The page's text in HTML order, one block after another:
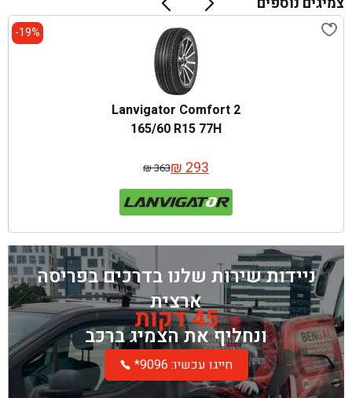
19%-
Lanvigator Comfort 2
165/60 R15 77H
₪363
המחיר
המקורי
היה:
₪ 363.
₪293 המחיר
הנוכחי
הוא:
₪ 293.
ניידות שירות שלנו בדרכים בפריסה
ארצית
45 דקות
ונחליף את הצמיג ברכב
*חייגו עכשיו: 9096